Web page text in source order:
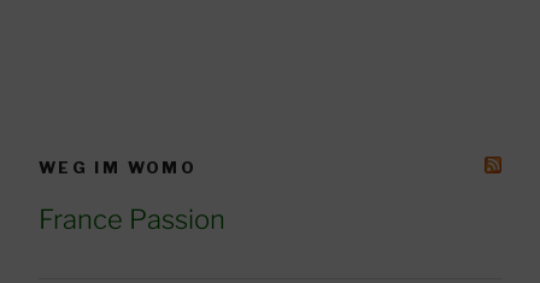
WEG IM WOMO
France Passion